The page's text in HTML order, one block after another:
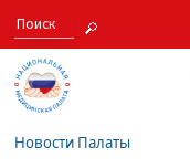
Новости Палаты